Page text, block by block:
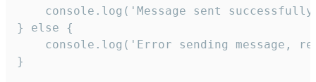
console.log('Message sent
} else {
console.log('Error sending message,
}